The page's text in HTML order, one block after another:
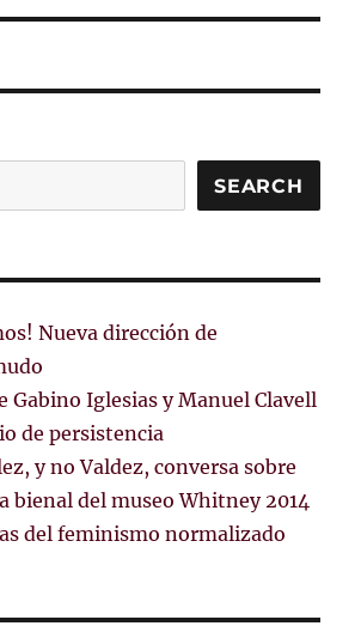
SEARCH
Nueva dirección de
Gabino Iglesias y Manuel Clavell
de persistencia
y no Valdez, conversa sobre
bienal del museo Whitney 2014
del feminismo normalizado